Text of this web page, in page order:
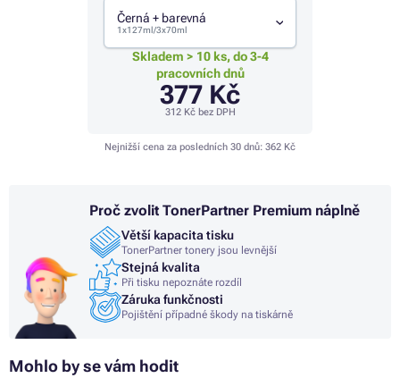
Černá + barevná
1x127ml/3x70ml
Skladem > 10 ks, do 3-4
pracovních dnů
377 Kč
312 Kčbez DPH
Nejnižší cena za posledních 30 dnů: 362 Kč
Proč zvolit TonerPartner Premium náplně
Větší kapacita tisku
TonerPartner tonery jsou levnější
Stejná kvalita
Při tisku nepoznáte rozdíl
Záruka funkčnosti
Pojištění případné škody na tiskárně
Mohlo by se vám hodit